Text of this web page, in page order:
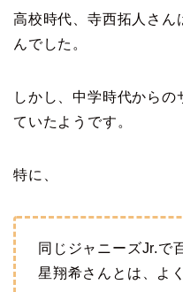
高校時代、寺西拓人さん
んでした。
しかし、中学時代から
ていたようです。
特に、
同じジャニーズJr.で
星翔希さんとは、よ